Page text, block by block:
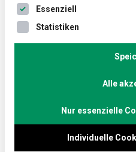
Tischsitten mit Messer
wird geschlürft und mit
hasst sie.
dieses sehr französischen
Es folgt eine Liste der
Essenziell
Statistiken
Alle
Nur essenzielle
Individuelle